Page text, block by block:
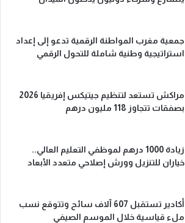
جمعية مغرب المواطنة الرقمية تدعو إلى إعداد
استراتيجية وطنية شاملة للتحول الرقمي
مراكش تستعد لتنظيم جيتيكس إفريقيا 2026
بصفقات تتجاوز 118 مليون درهم
زيادة 1000 درهم لموظفي التعليم العالي..
خياران للتنزيل وورش إصلاحي متعدد الأبعاد
أكادير تستقبل 607 آلاف سائح وتتوقع نسب
ملء قياسية خلال الموسم الصيفي